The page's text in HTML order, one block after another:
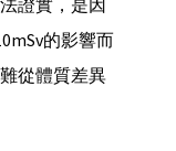
的影響而
從體質差異